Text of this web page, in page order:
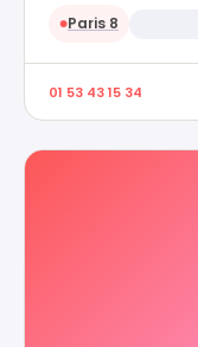
●Paris 8
01 53 43 15 34